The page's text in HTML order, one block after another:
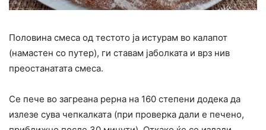
Половина смеса од тестото ја истурам во калапот
(намастен со путер), ги ставам јаболката и врз нив
преостанатата смеса.
Се пече во загреана рерна на 160 степени додека да
излезе сува чепкалката (при проверка дали е печено,